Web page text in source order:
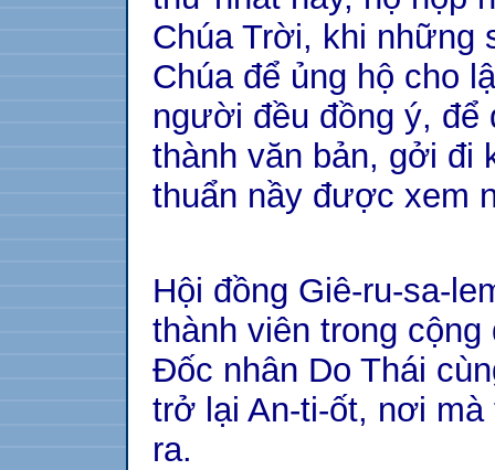
Chúa Trời, khi những
Chúa để ủng hộ cho
người đều đồng ý,
thành văn bản, gởi đi
thuẩn nầy được xem
Hội đồng Giê-ru-sa-
thành viên trong
Đốc nhân Do Thái
trở lại An-ti-ốt, nơi
ra.